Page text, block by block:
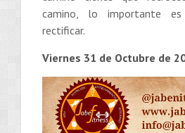
camino, lo importante
rectificar.
Viernes 31 de Octubre de